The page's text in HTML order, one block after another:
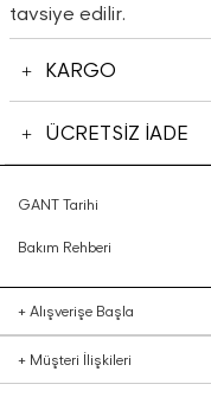
tavsiye edilir.
KARGO
ÜCRETSİZ İADE
GANT Tarihi
Bakım Rehberi
+ Alışverişe Başla
+ Müşteri İlişkileri